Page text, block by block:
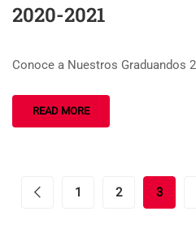
2020-2021
Conoce a Nuestros Graduandos
READ MORE
1 2 3